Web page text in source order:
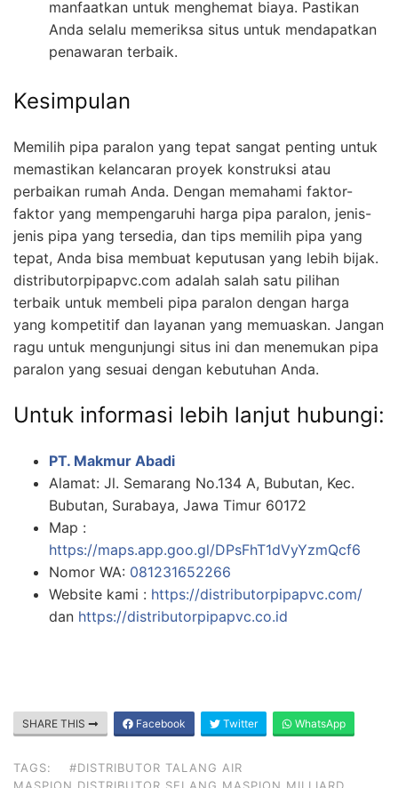
manfaatkan untuk menghemat biaya. Pastikan
Anda selalu memeriksa situs untuk mendapatkan
penawaran terbaik.
Kesimpulan
Memilih pipa paralon yang tepat sangat penting untuk
memastikan kelancaran proyek konstruksi atau
perbaikan rumah Anda. Dengan memahami faktor-
faktor yang mempengaruhi harga pipa paralon, jenis-
jenis pipa yang tersedia, dan tips memilih pipa yang
tepat, Anda bisa membuat keputusan yang lebih bijak.
distributorpipapvc.com adalah salah satu pilihan
terbaik untuk membeli pipa paralon dengan harga
yang kompetitif dan layanan yang memuaskan. Jangan
ragu untuk mengunjungi situs ini dan menemukan pipa
paralon yang sesuai dengan kebutuhan Anda.
Untuk informasi lebih lanjut hubungi:
PT. Makmur Abadi
Alamat: Jl. Semarang No.134 A, Bubutan, Kec.
Bubutan, Surabaya, Jawa Timur 60172
Map :
https://maps.app.goo.gl/DPsFhT1dVyYzmQcf6
Nomor WA: 081231652266
Website kami : https://distributorpipapvc.com/
dan https://distributorpipapvc.co.id
SHARE THIS Facebook Twitter WhatsApp
TAGS:
#DISTRIBUTOR TALANG AIR